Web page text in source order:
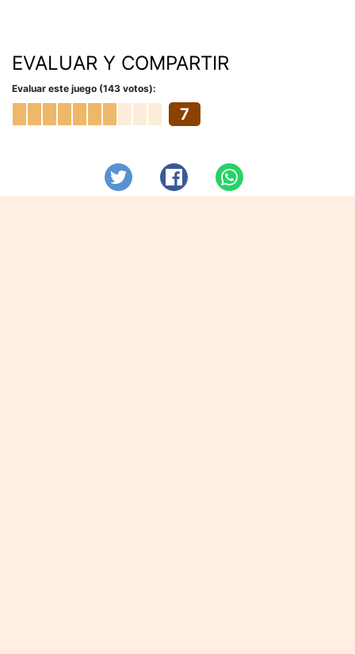
EVALUAR Y COMPARTIR
Evaluar este juego (143 votos):
7